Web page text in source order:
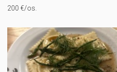
200 €/os.